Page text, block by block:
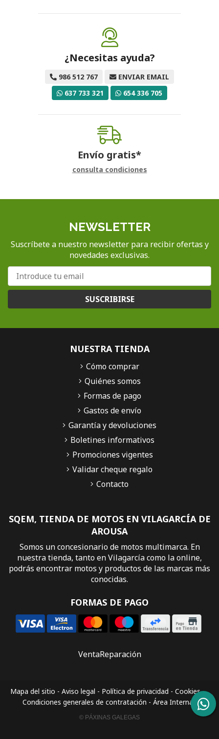
¿Necesitas ayuda?
986 512 767
ENVIAR EMAIL
637 733 321
654 336 705
Envío gratis*
consulta condiciones
NEWSLETTER
Suscríbete a nuestro newsletter para recibir ofertas y
novedades exclusivas.
SUSCRIBIRSE
SQEM, TIENDA DE MOTOS EN VILAGARCÍA DE
AROUSA
Somos un concesionario de motos multimarca. En
nuestra tienda, tanto en Vilagarcía como la online,
podrás encontrar motos y productos de las marcas más
conocidas.
FORMAS DE PAGO
NUESTRA TIENDA
Cómo comprar
Quiénes somos
Formas de pago
Gastos de envío
Garantía y devoluciones
Boletines informativos
Promociones vigentes
Validar cheque regalo
Contacto
VentaReparación
Mapa del sitio - Aviso legal - Política de privacidad - Cookies-
Condiciones generales de contratación - Área Interna
© PÁXINAS GALEGAS